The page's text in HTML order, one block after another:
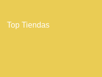
Top Tiendas